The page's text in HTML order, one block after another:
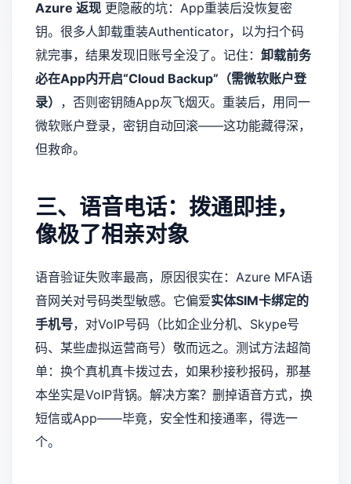
Azure 返现 更隐蔽的坑：App重装后没恢复密
钥。很多人卸载重装Authenticator，以为扫个码
就完事，结果发现旧账号全没了。记住： 卸载前务
必在App内开启“Cloud Backup”（需微软账户登
录） ，否则密钥随App灰飞烟灭。重装后，用同一
微软账户登录，密钥自动回滚——这功能藏得深，
但救命。
三、语音电话：拨通即挂，
像极了相亲对象
语音验证失败率最高，原因很实在：Azure MFA语
音网关对号码类型敏感。它偏爱实体SIM卡绑定的
手机号，对VoIP号码（比如企业分机、Skype号
码、某些虚拟运营商号）敬而远之。测试方法超简
单：换个真机真卡拨过去，如果秒接秒报码，那基
本坐实是VoIP背锅。解决方案？删掉语音方式，换
短信或App——毕竟，安全性和接通率，得选一
个。